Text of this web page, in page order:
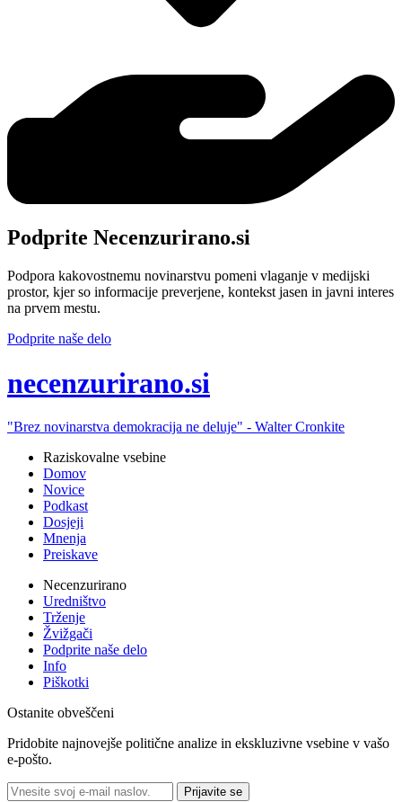
Podprite Necenzurirano.si
Podpora kakovostnemu novinarstvu pomeni vlaganje v medijski
prostor, kjer so informacije preverjene, kontekst jasen in javni interes
na prvem mestu.
Podprite naše delo
necenzurirano.si
"Brez novinarstva demokracija ne deluje" - Walter Cronkite
Raziskovalne vsebine
Domov
Novice
Podkast
Dosjeji
Mnenja
Preiskave
Necenzurirano
Uredništvo
Trženje
Žvižgači
Podprite naše delo
Info
Piškotki
Ostanite obveščeni
Pridobite najnovejše politične analize in ekskluzivne vsebine v vašo
e-pošto.
Prijavite se